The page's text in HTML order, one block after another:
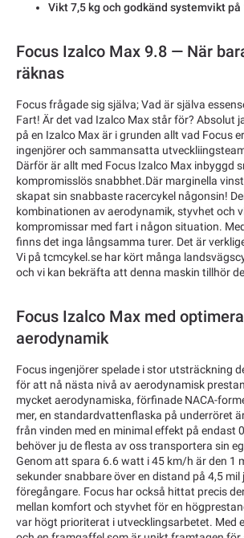
Vikt 7,5 kg och godkänd systemvikt på
Focus Izalco Max 9.8 — När
räknas
Focus frågade sig själva; Vad är själva
Fart! Är det vad Izalco Max står för? Absolut
på en Izalco Max är i grunden allt vad Focus
ingenjörer och sammansatta
Därför är allt med Focus Izalco Max inbyggd
kompromisslös snabbhet.Där marginella
skapat sin snabbaste racercykel någonsin!
kombinationen av aerodynamik, styvhet och
kompromissar med fart i någon situation.
finns det inga långsamma turer. Det är
Vi på tcmcykel.se har kört många
och vi kan bekräfta att denna maskin tillhör
Focus Izalco Max med
aerodynamik
Focus ingenjörer spelade i stor utsträckning
för att nå nästa nivå av aerodynamisk
mycket aerodynamiska, förfinade NACA-
mer, en standardvattenflaska på underröret
från vinden med en minimal effekt på endast
behöver ju de flesta av oss transportera sin
Genom att spara 6.6 watt i 45 km/h är den 1
sekunder snabbare över en distand på 4,5
föregångare. Focus har också hittat precis
mellan komfort och styvhet för en
var högt prioriterat i utvecklingsarbetet. Med